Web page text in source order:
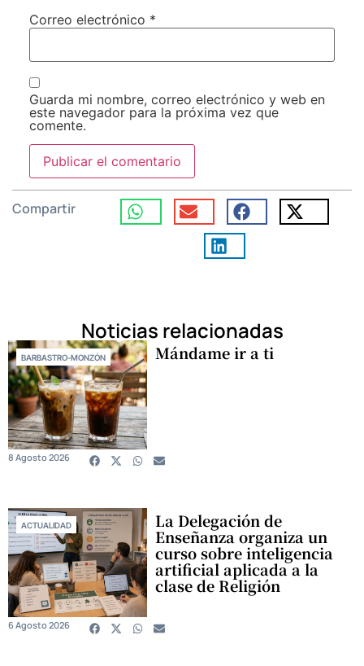
Correo electrónico *
Guarda mi nombre, correo electrónico y web en
este navegador para la próxima vez que
comente.
Compartir
Noticias relacionadas
BARBASTRO-MONZÓN Mándame ir a ti
8 Agosto 2026
ACTUALIDAD La Delegación de
Enseñanza organiza un
curso sobre inteligencia
artificial aplicada a la
clase de Religión
6 Agosto 2026